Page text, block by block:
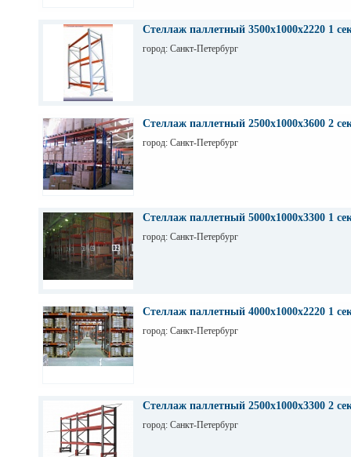
Стеллаж паллетный 3500х1000х2220 1
город: Санкт-Петербург
Стеллаж паллетный 2500х1000х3600 2
город: Санкт-Петербург
Стеллаж паллетный 5000х1000х3300 1
город: Санкт-Петербург
Стеллаж паллетный 4000х1000х2220 1
город: Санкт-Петербург
Стеллаж паллетный 2500х1000х3300 2
город: Санкт-Петербург